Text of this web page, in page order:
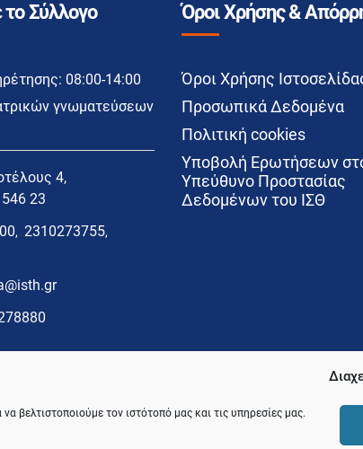
βελτιστοποιούμε τον ιστότοπό μας και τις υπηρεσίες μας.
το Σύλλογο
08:00-14:00
γνωματεύσεων
4,
23
, 2310273755,
Όροι Χρήσης &
Όροι Χρήσης
Προσωπικά Δεδομένα
Πολιτική cookies
Υποβολή Ερωτήσεων
Υπεύθυνο Προστασίας
Δεδομένων του ΙΣΘ